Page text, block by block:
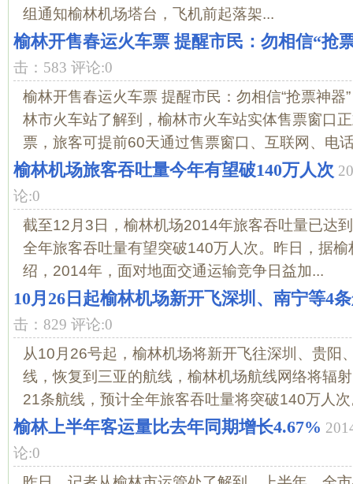
组通知榆林机场塔台，飞机前起落架...
榆林开售春运火车票 提醒市民：勿相信“抢
击：583 评论:0
榆林开售春运火车票 提醒市民：勿相信“抢票神器
林市火车站了解到，榆林市火车站实体售票窗口
票，旅客可提前60天通过售票窗口、互联网、电
榆林机场旅客吞吐量今年有望破140万人次
论:0
截至12月3日，榆林机场2014年旅客吞吐量已达
全年旅客吞吐量有望突破140万人次。昨日，据
绍，2014年，面对地面交通运输竞争日益加...
10月26日起榆林机场新开飞深圳、南宁等4
击：829 评论:0
从10月26号起，榆林机场将新开飞往深圳、贵阳
线，恢复到三亚的航线，榆林机场航线网络将辐
21条航线，预计全年旅客吞吐量将突破140万人
榆林上半年客运量比去年同期增长4.67%
论:0